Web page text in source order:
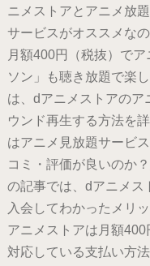
ニメストアとアニメ放
サービスがオススメな
月額400円（税抜）で
ソン」も聴き放題で楽
は、dアニメストアのア
ウンド再生する方法を
はアニメ見放題サービ
コミ・評価が良いのか
の記事では、dアニメス
入会してわかったメリ
アニメストアは月額400
対応している支払い方